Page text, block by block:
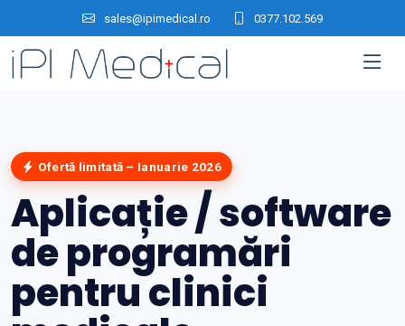
sales@ipimedical.ro 0377.102.569
Ofertă limitată – Ianuarie 2026
Aplicație / software
de programări
pentru clinici